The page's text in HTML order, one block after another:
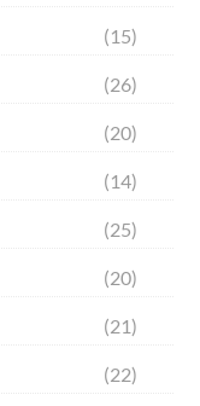
(15)
(26)
(20)
(14)
(25)
(20)
(21)
(22)